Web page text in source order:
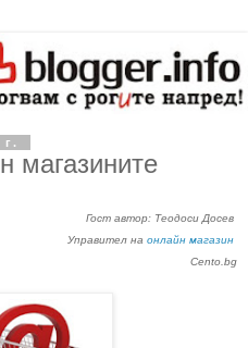
магазините
Гост автор: Теодоси Досев
Управител на онлайн магазин
Cento.bg